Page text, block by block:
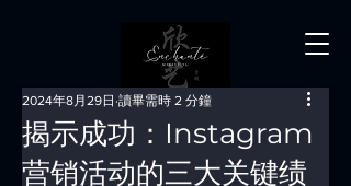
揭示成功：Instagram
营销活动的三大关键绩
2024年8月29日 讀畢需時 2 分鐘